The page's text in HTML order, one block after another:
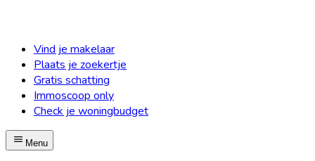
Vind je makelaar
Plaats je zoekertje
Gratis schatting
Immoscoop only
Check je woningbudget
Menu